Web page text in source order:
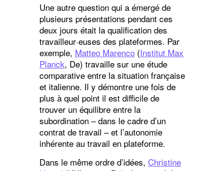
Une autre question qui a émergé de
plusieurs présentations pendant ces
deux jours était la qualification des
travailleur·euses des plateformes. Par
exemple, Matteo Marenco (Institut Max
Planck, De) travaille sur une étude
comparative entre la situation française
et italienne. Il y démontre une fois de
plus à quel point il est difficile de
trouver un équilibre entre la
subordination – dans le cadre d’un
contrat de travail – et l’autonomie
inhérente au travail en plateforme.
Dans le même ordre d’idées,Christine